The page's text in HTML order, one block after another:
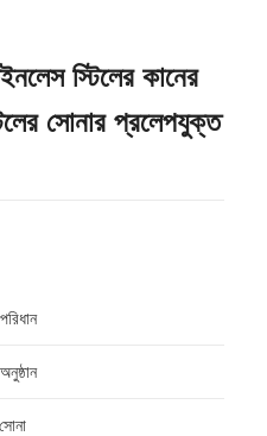
স্টিলের কানের
সোনার প্রলেপযুক্ত